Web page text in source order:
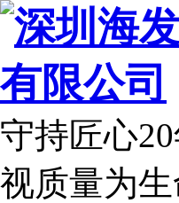
守持匠心
视质量为